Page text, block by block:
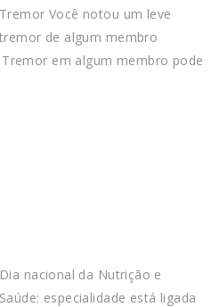
Tremor Você notou um leve
tremor de algum membro
em algum membro pode
Dia nacional da Nutrição e
Saúde: especialidade está ligada